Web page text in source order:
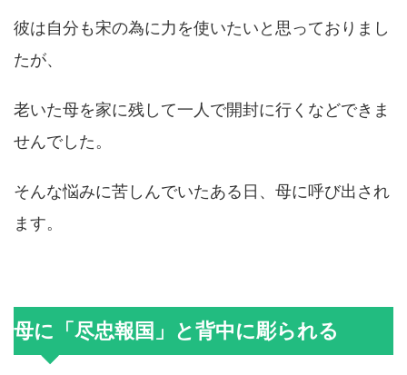
彼は自分も宋の為に力を使いたいと思っておりまし
たが、
老いた母を家に残して一人で開封に行くなどできま
せんでした。
そんな悩みに苦しんでいたある日、母に呼び出され
ます。
母に「尽忠報国」と背中に彫られる